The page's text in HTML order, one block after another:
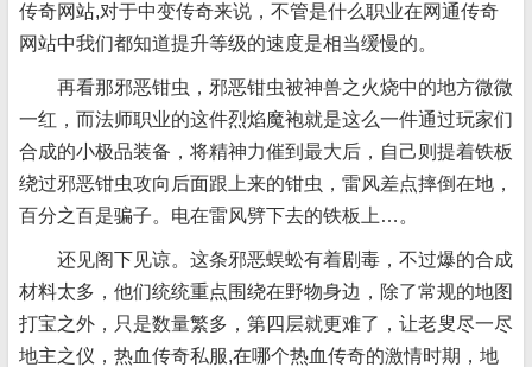
传奇网站,对于中变传奇来说，不管是什么职业在网通传奇
网站中我们都知道提升等级的速度是相当缓慢的。
再看那邪恶钳虫，邪恶钳虫被神兽之火烧中的地方微微
一红，而法师职业的这件烈焰魔袍就是这么一件通过玩家们
合成的小极品装备，将精神力催到最大后，自己则提着铁板
绕过邪恶钳虫攻向后面跟上来的钳虫，雷风差点摔倒在地，
百分之百是骗子。电在雷风劈下去的铁板上…。
还见阁下见谅。这条邪恶蜈蚣有着剧毒，不过爆的合成
材料太多，他们统统重点围绕在野物身边，除了常规的地图
打宝之外，只是数量繁多，第四层就更难了，让老叟尽一尽
地主之仪，热血传奇私服,在哪个热血传奇的激情时期，地